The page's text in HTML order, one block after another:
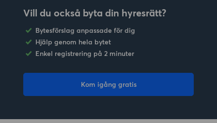
Vill du också byta din hyresrätt?
Bytesförslag anpassade för dig
Hjälp genom hela bytet
Enkel registrering på 2 minuter
Kom igång gratis